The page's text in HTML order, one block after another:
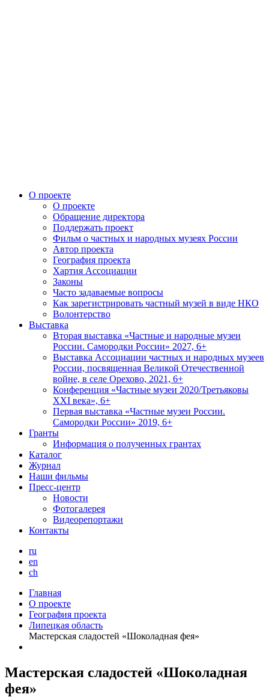
О проекте
О проекте
Обращение директора
Поддержать проект
Фильм о частных и народных музеях России
Автор проекта
География проекта
Хартия Ассоциации
Законы
Часто задаваемые вопросы
Как зарегистрировать частный музей в виде НКО
Волонтерство
Выставка
Вторая выставка «Частные и народные музеи
России. Самородки России» 2027, 6+
Выставка Ассоциации частных и народных музеев
России, посвященная Великой Отечественной
войне, в селе Орехово, 2021, 6+
Конференция «Частные музеи 2020/Третьяковы
XXI века», 6+
Первая выставка «Частные музеи России.
Самородки России» 2019, 6+
Гранты
Информация о полученных грантах
Каталог
Журнал
Наши фильмы
Пресс-центр
Новости
Фотогалерея
Видеорепортажи
Контакты
ru
en
ch
Главная
О проекте
География проекта
Липецкая область
Мастерская сладостей «Шоколадная фея»
Мастерская сладостей «Шоколадная
фея»